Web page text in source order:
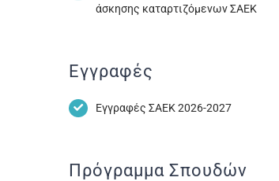
άσκησης καταρτιζόμενων ΣΑΕΚ
Εγγραφές
Εγγραφές ΣΑΕΚ 2026-2027
Πρόγραμμα Σπουδών